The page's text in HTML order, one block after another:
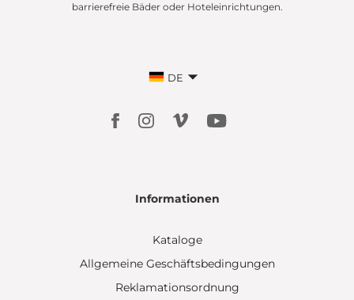
barrierefreie Bäder oder Hoteleinrichtungen.
DE
Informationen
Kataloge
Allgemeine Geschäftsbedingungen
Reklamationsordnung